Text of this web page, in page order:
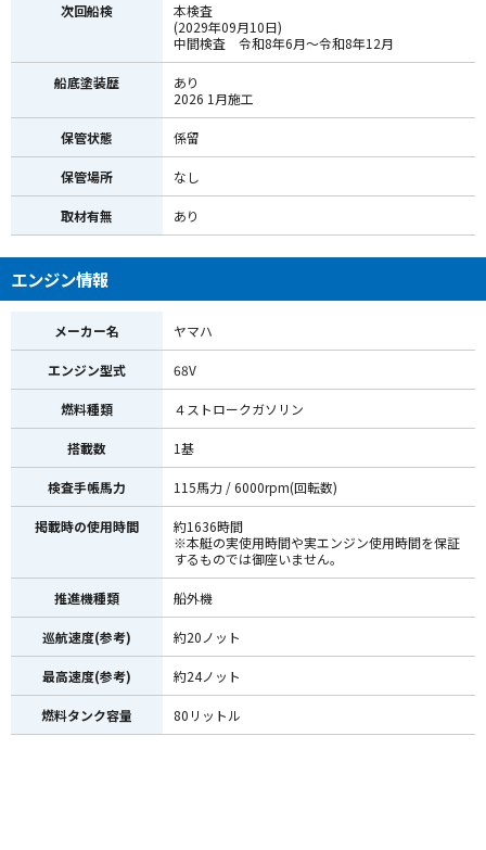
次回船検
本検査
(2029年09月10日)
中間検査 令和8年6月～令和8年12月
船底塗装歴
あり
2026 1月施工
保管状態 係留
保管場所 なし
取材有無 あり
エンジン情報
メーカー名 ヤマハ
エンジン型式 68V
燃料種類 ４ストロークガソリン
搭載数 1基
検査手帳馬力 115馬力 / 6000rpm(回転数)
掲載時の使用時間
約1636時間
※本艇の実使用時間や実エンジン使用時間を保証
するものでは御座いません。
推進機種類 船外機
巡航速度(参考) 約20ノット
最高速度(参考) 約24ノット
燃料タンク容量 80リットル